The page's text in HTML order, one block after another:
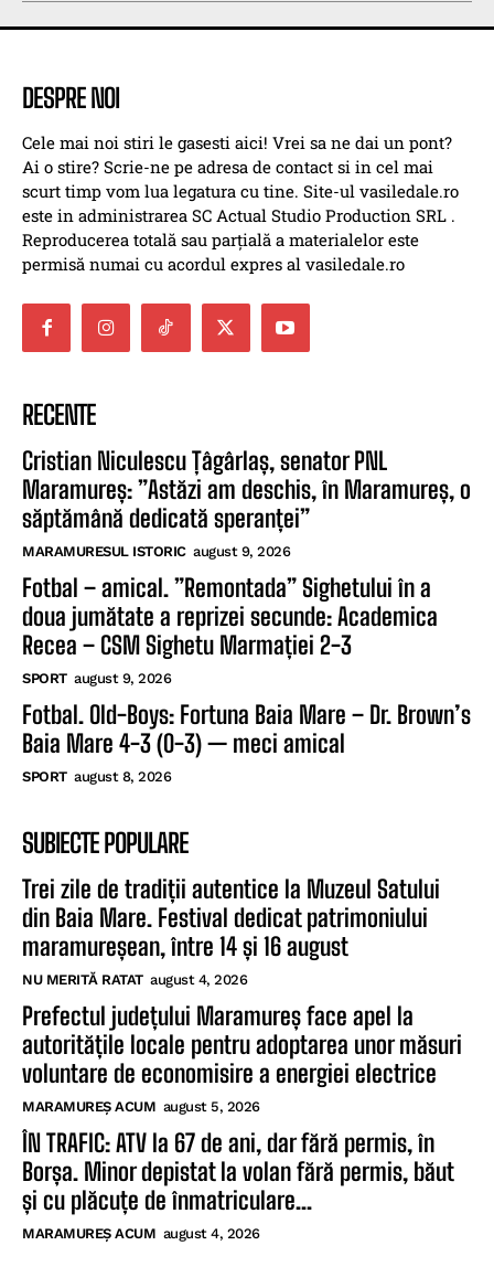
DESPRE NOI
Cele mai noi stiri le gasesti aici! Vrei sa ne dai un pont?
Ai o stire? Scrie-ne pe adresa de contact si in cel mai
scurt timp vom lua legatura cu tine. Site-ul vasiledale.ro
este in administrarea SC Actual Studio Production SRL .
Reproducerea totală sau parțială a materialelor este
permisă numai cu acordul expres al vasiledale.ro
RECENTE
Cristian Niculescu Țâgârlaș, senator PNL
Maramureș: ”Astăzi am deschis, în Maramureș, o
săptămână dedicată speranței”
MARAMURESUL ISTORIC august 9, 2026
Fotbal – amical. ”Remontada” Sighetului în a
doua jumătate a reprizei secunde: Academica
Recea – CSM Sighetu Marmației 2-3
SPORT august 9, 2026
Fotbal. Old-Boys: Fortuna Baia Mare – Dr. Brown’s
Baia Mare 4-3 (0-3) — meci amical
SPORT august 8, 2026
SUBIECTE POPULARE
Trei zile de tradiții autentice la Muzeul Satului
din Baia Mare. Festival dedicat patrimoniului
maramureșean, între 14 și 16 august
NU MERITĂ RATAT august 4, 2026
Prefectul județului Maramureș face apel la
autoritățile locale pentru adoptarea unor măsuri
voluntare de economisire a energiei electrice
MARAMUREȘ ACUM august 5, 2026
ÎN TRAFIC: ATV la 67 de ani, dar fără permis, în
Borșa. Minor depistat la volan fără permis, băut
și cu plăcuțe de înmatriculare...
MARAMUREȘ ACUM august 4, 2026